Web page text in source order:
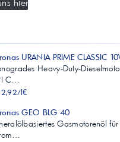
hier
URANIA PRIME CLASSIC
Heavy-Duty-
C…
l€
GEO BLG 40
Gasmotorenöl für